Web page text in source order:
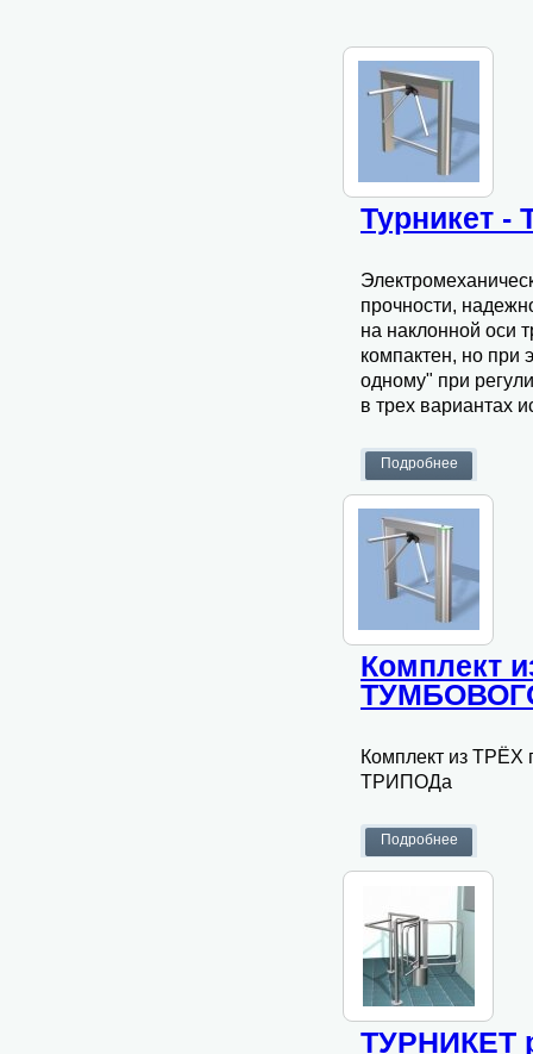
Турникет
прочности,
на наклонной оси
компактен, но при
одному" при
в трех вариантах
Комплект
Комплект из ТРЁХ
ТРИПОДа
ТУРНИКЕТ